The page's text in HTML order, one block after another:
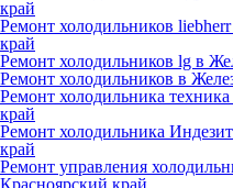
край
Ремонт холодильников
край
Ремонт холодильников lg в
Ремонт холодильников в
Ремонт холодильника
край
Ремонт холодильника
край
Ремонт управления
Красноярский край